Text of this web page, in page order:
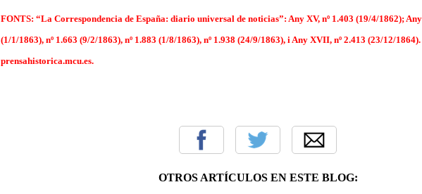
FONTS: “La Correspondencia de España: diario universal de noticias”: Any XV, nº 1.403 (19/4/1862);
(1/1/1863), nº 1.663 (9/2/1863), nº 1.883 (1/8/1863), nº 1.938 (24/9/1863), i Any XVII, nº 2.413 (23/12/
prensahistorica.mcu.es.
OTROS ARTÍCULOS EN ESTE BLOG: